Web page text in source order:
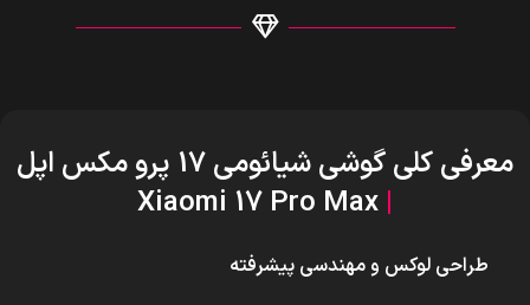
معرفی کلی گوشی شیائومی 17 پرو مکس اپل
|
طراحی لوکس و مهندسی پیشرفته